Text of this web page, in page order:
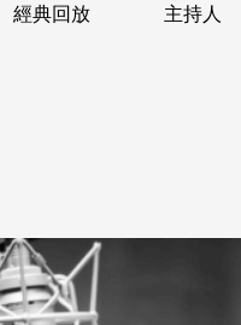
經典回放 主持人